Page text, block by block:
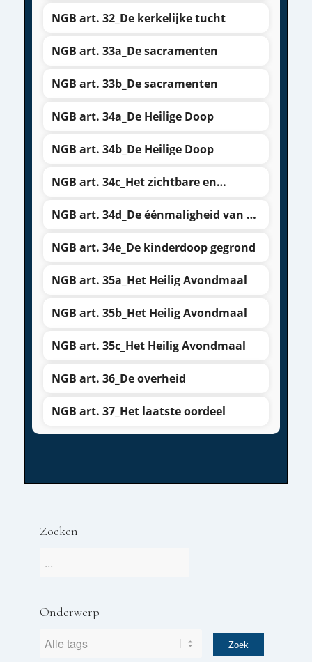
NGB art. 32_De kerkelijke tucht
NGB art. 33a_De sacramenten
NGB art. 33b_De sacramenten
NGB art. 34a_De Heilige Doop
NGB art. 34b_De Heilige Doop
NGB art. 34c_Het zichtbare en
NGB art. 34d_De éénmaligheid van de
NGB art. 34e_De kinderdoop gegrond
NGB art. 35a_Het Heilig Avondmaal
NGB art. 35b_Het Heilig Avondmaal
NGB art. 35c_Het Heilig Avondmaal
NGB art. 36_De overheid
NGB art. 37_Het laatste oordeel
Zoeken
Onderwerp